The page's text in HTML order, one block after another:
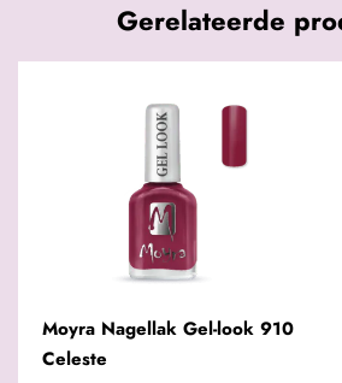
Gerelateerde
Moyra Nagellak Gel-look 910
Celeste